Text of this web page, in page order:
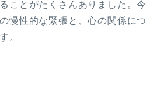
ことがたくさんありました。今
慢性的な緊張と、心の関係につ
。